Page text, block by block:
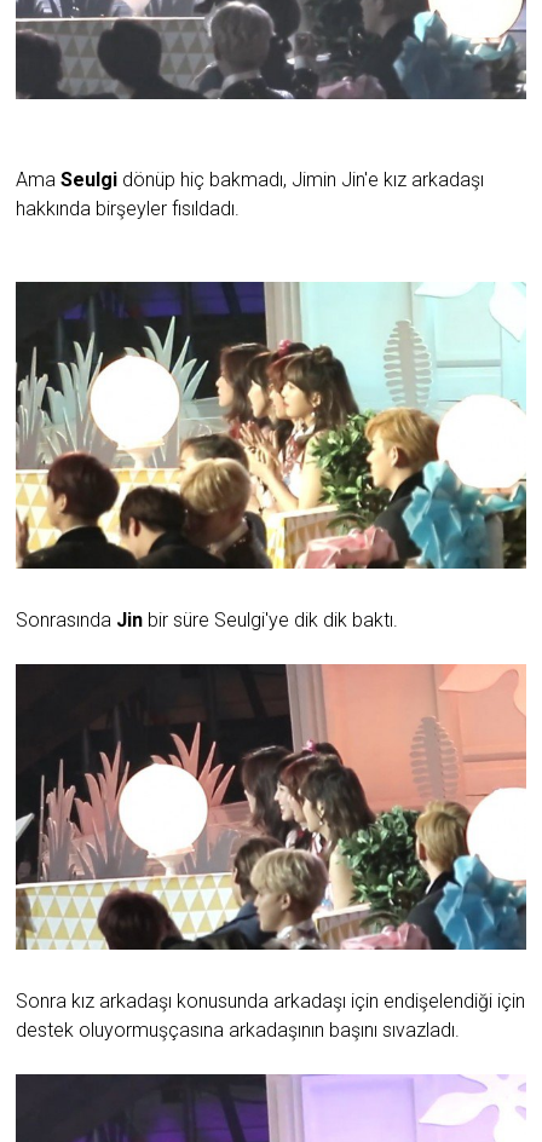
AmaSeulgi dönüp hiç bakmadı, Jimin Jin'e kız arkadaşı
hakkında birşeyler fısıldadı.
Sonrasında Jin bir süre Seulgi'ye dik dik baktı.
Sonra kız arkadaşı konusunda arkadaşı için endişelendiği için
destek oluyormuşçasına arkadaşının başını sıvazladı.